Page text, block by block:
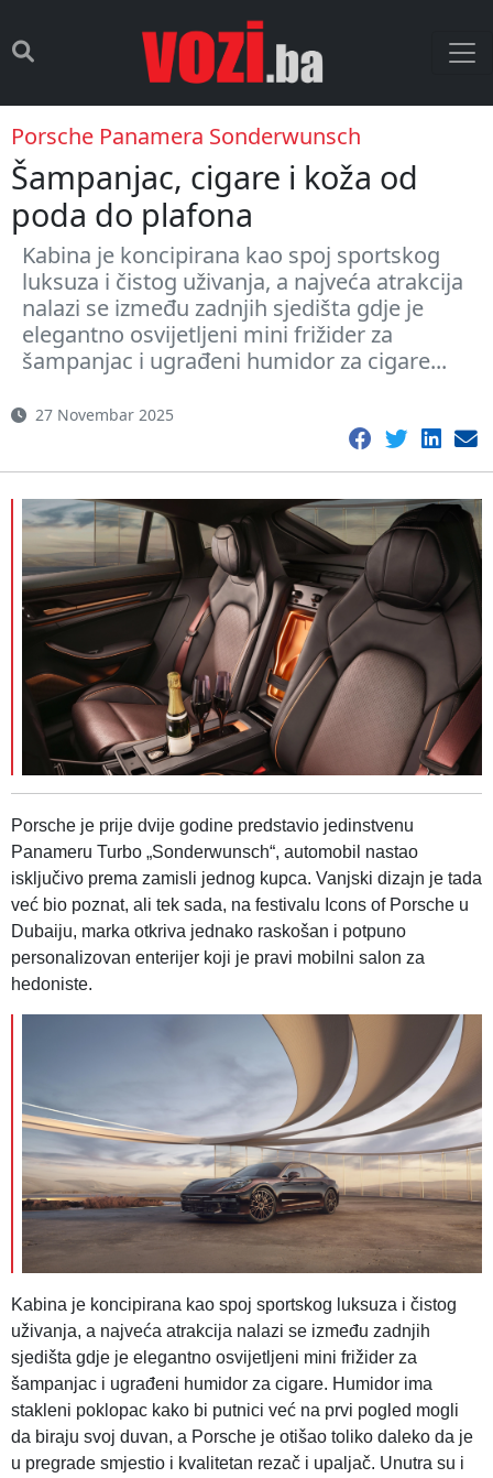
Porsche Panamera Sonderwunsch
Šampanjac, cigare i koža od
poda do plafona
Kabina je koncipirana kao spoj sportskog
luksuza i čistog uživanja, a najveća atrakcija
nalazi se između zadnjih sjedišta gdje je
elegantno osvijetljeni mini frižider za
šampanjac i ugrađeni humidor za cigare...
27 Novembar 2025
Porsche je prije dvije godine predstavio jedinstvenu
Panameru Turbo „Sonderwunsch“, automobil nastao
isključivo prema zamisli jednog kupca. Vanjski dizajn je tada
već bio poznat, ali tek sada, na festivalu Icons of Porsche u
Dubaiju, marka otkriva jednako raskošan i potpuno
personalizovan enterijer koji je pravi mobilni salon za
hedoniste.
Kabina je koncipirana kao spoj sportskog luksuza i čistog
uživanja, a najveća atrakcija nalazi se između zadnjih
sjedišta gdje je elegantno osvijetljeni mini frižider za
šampanjac i ugrađeni humidor za cigare. Humidor ima
stakleni poklopac kako bi putnici već na prvi pogled mogli
da biraju svoj duvan, a Porsche je otišao toliko daleko da je
u pregrade smjestio i kvalitetan rezač i upaljač. Unutra su i